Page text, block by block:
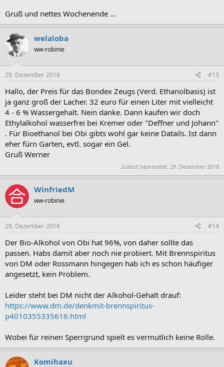
Gruß und nettes Wochenende ...
welaloba
ww-robinie
29. Dezember 2018 #13
Hallo, der Preis für das Bondex Zeugs (Verd. Ethanolbasis) ist
ja ganz groß der Lacher. 32 euro für einen Liter mit vielleicht
4 - 6 % Wassergehalt. Nein danke. Dann kaufen wir doch
Ethylalkohol wasserfrei bei Kremer oder "Deffner und Johann"
. Für Bioethanol bei Obi gibts wohl gar keine Datails. Ist dann
eher fürn Garten, evtl. sogar ein Gel.
Gruß Werner
Zuletzt bearbeitet: 29. Dezember 2018
WinfriedM
ww-robinie
29. Dezember 2018 #14
Der Bio-Alkohol von Obi hat 96%, von daher sollte das
passen. Habs damit aber noch nie probiert. Mit Brennspiritus
von DM oder Rossmann hingegen hab ich es schon häufiger
angesetzt, kein Problem.
Leider steht bei DM nicht der Alkohol-Gehalt drauf:
https://www.dm.de/denkmit-brennspiritus-
p4010355335616.html
Wobei für reinen Sperrgrund spielt es vermutlich keine Rolle.
Komihaxu